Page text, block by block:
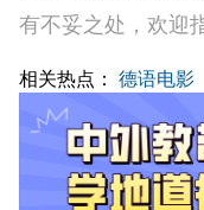
有不妥之处，欢迎
相关热点： 德语电影